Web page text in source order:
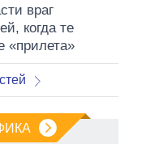
враг
когда те
«прилета»